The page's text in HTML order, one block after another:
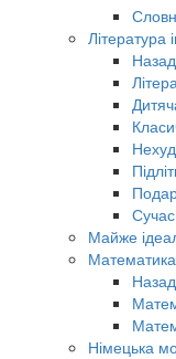
Назад
Майже
Математика
Назад
Німецька